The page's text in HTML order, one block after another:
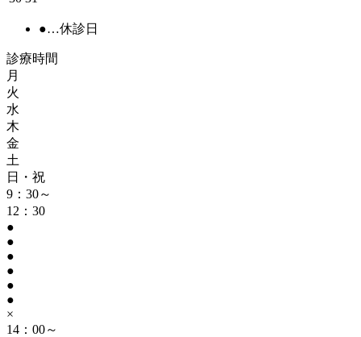
●…休診日
診療時間
月
火
水
木
金
土
日・祝
9：30～
12：30
●
●
●
●
●
●
×
14：00～